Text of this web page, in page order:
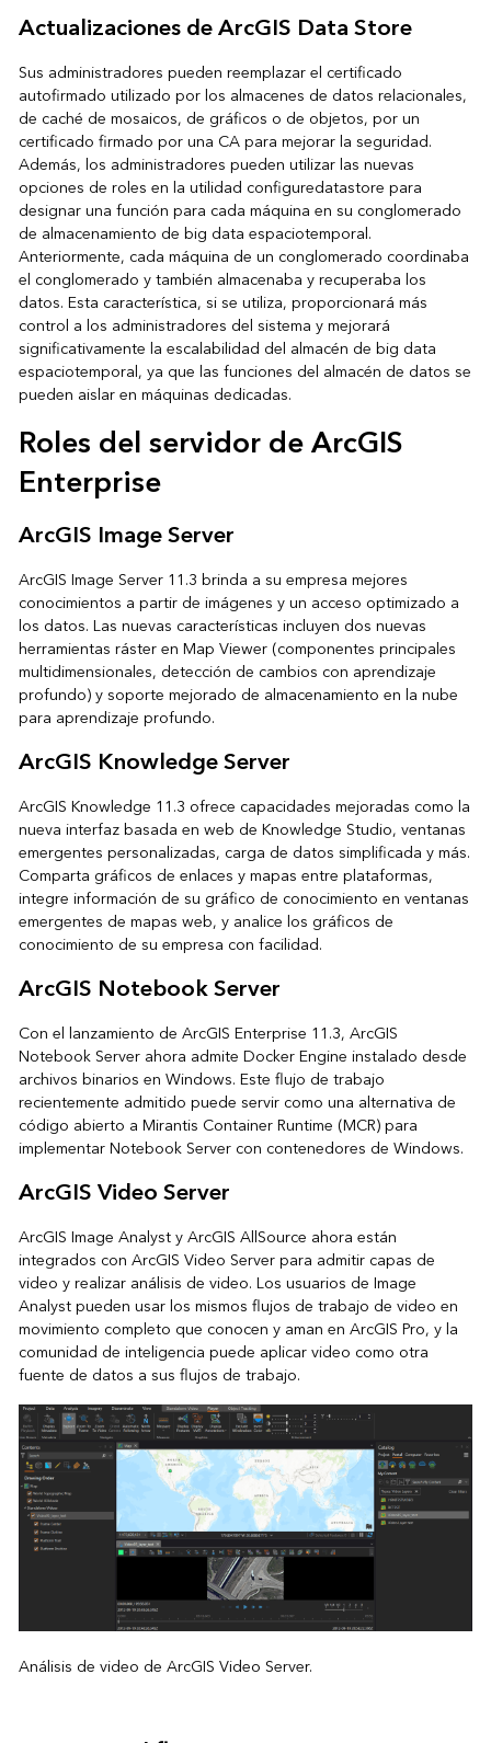
Actualizaciones de ArcGIS Data Store
Sus administradores pueden reemplazar el certificado
autofirmado utilizado por los almacenes de datos relacionales,
de caché de mosaicos, de gráficos o de objetos, por un
certificado firmado por una CA para mejorar la seguridad.
Además, los administradores pueden utilizar las nuevas
opciones de roles en la utilidad configuredatastore para
designar una función para cada máquina en su conglomerado
de almacenamiento de big data espaciotemporal.
Anteriormente, cada máquina de un conglomerado coordinaba
el conglomerado y también almacenaba y recuperaba los
datos. Esta característica, si se utiliza, proporcionará más
control a los administradores del sistema y mejorará
significativamente la escalabilidad del almacén de big data
espaciotemporal, ya que las funciones del almacén de datos se
pueden aislar en máquinas dedicadas.
Roles del servidor de ArcGIS
Enterprise
ArcGIS Image Server
ArcGIS Image Server 11.3 brinda a su empresa mejores
conocimientos a partir de imágenes y un acceso optimizado a
los datos. Las nuevas características incluyen dos nuevas
herramientas ráster en Map Viewer (componentes principales
multidimensionales, detección de cambios con aprendizaje
profundo) y soporte mejorado de almacenamiento en la nube
para aprendizaje profundo.
ArcGIS Knowledge Server
ArcGIS Knowledge 11.3 ofrece capacidades mejoradas como la
nueva interfaz basada en web de Knowledge Studio, ventanas
emergentes personalizadas, carga de datos simplificada y más.
Comparta gráficos de enlaces y mapas entre plataformas,
integre información de su gráfico de conocimiento en ventanas
emergentes de mapas web, y analice los gráficos de
conocimiento de su empresa con facilidad.
ArcGIS Notebook Server
Con el lanzamiento de ArcGIS Enterprise 11.3, ArcGIS
Notebook Server ahora admite Docker Engine instalado desde
archivos binarios en Windows. Este flujo de trabajo
recientemente admitido puede servir como una alternativa de
código abierto a Mirantis Container Runtime (MCR) para
implementar Notebook Server con contenedores de Windows.
ArcGIS Video Server
ArcGIS Image Analyst y ArcGIS AllSource ahora están
integrados con ArcGIS Video Server para admitir capas de
video y realizar análisis de video. Los usuarios de Image
Analyst pueden usar los mismos flujos de trabajo de video en
movimiento completo que conocen y aman en ArcGIS Pro, y la
comunidad de inteligencia puede aplicar video como otra
fuente de datos a sus flujos de trabajo.
Análisis de video de ArcGIS Video Server.